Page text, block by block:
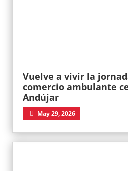
Vuelve a vivir la
comercio ambulante
Andújar
May 29, 2026